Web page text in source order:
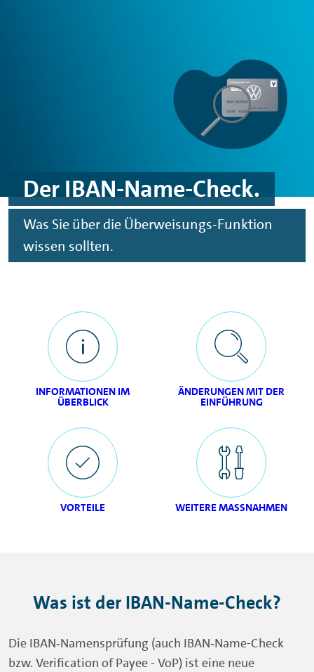
Der IBAN-Name-Check.
Was Sie über die Überweisungs-Funktion
wissen sollten.
INFORMATIONEN IM
ÜBERBLICK
ÄNDERUNGEN MIT DER
EINFÜHRUNG
VORTEILE WEITERE MASSNAHMEN
Was ist der IBAN-Name-Check?
Die IBAN‑Namensprüfung (auch IBAN‑Name-Check
bzw. Verification of Payee - VoP) ist eine neue